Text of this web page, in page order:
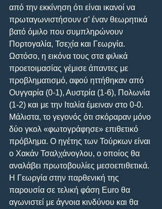
από την εκκίνηση ότι είναι ικανοί να
πρωταγωνιστήσουν σ’ έναν θεωρητικά
βατό όμιλο που συμπληρώνουν
Πορτογαλία, Τσεχία και Γεωργία.
Ωστόσο, η εικόνα τους στα φιλικά
προετοιμασίας γέμισε άπαντες με
προβληματισμό, αφού ηττήθηκαν από
Ουγγαρία (0-1), Αυστρία (1-6), Πολωνία
(1-2) και με την Ιταλία έμειναν στο 0-0.
Μάλιστα, το γεγονός ότι σκόραραν μόνο
δύο γκολ «φωτογράφησε» επιθετικό
πρόβλημα. Ο ηγέτης των Τούρκων είναι
ο Χακάν Τσαλχάνογλου, ο οποίος θα
αναλάβει πρωτοβουλίες μεσοεπιθετικά.
Η Γεωργία στην παρθενική της
παρουσία σε τελική φάση Euro θα
αγωνιστεί με άγνοια κινδύνου και θα